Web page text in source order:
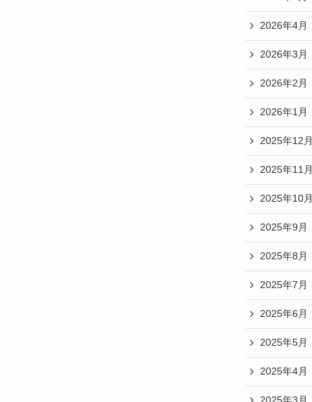
2026年4月
2026年3月
2026年2月
2026年1月
2025年12月
2025年11月
2025年10月
2025年9月
2025年8月
2025年7月
2025年6月
2025年5月
2025年4月